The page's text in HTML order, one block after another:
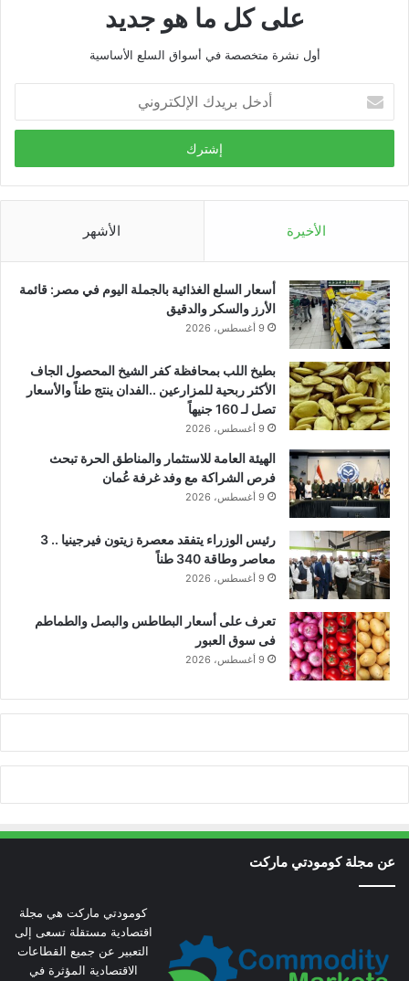
على كل ما هو جديد
أول نشرة متخصصة في أسواق السلع الأساسية
بريدك
الإلكتروني
الأخيرة الأشهر
أسعار السلع الغذائية بالجملة اليوم في مصر: قائمة
الأرز والسكر والدقيق
9 أغسطس، 2026
بطيخ اللب بمحافظة كفر الشيخ المحصول الجاف
الأكثر ربحية للمزارعين ..الفدان ينتج طناً والأسعار
تصل لـ 160 جنيهاً
9 أغسطس، 2026
الهيئة العامة للاستثمار والمناطق الحرة تبحث
فرص الشراكة مع وفد غرفة عُمان
9 أغسطس، 2026
رئيس الوزراء يتفقد معصرة زيتون فيرجينيا .. 3
معاصر وطاقة 340 طناً
9 أغسطس، 2026
تعرف على أسعار البطاطس والبصل والطماطم
فى سوق العبور
9 أغسطس، 2026
عن مجلة كومودتي ماركت
كومودتي ماركت هي مجلة
اقتصادية مستقلة تسعى إلى
التعبير عن جميع القطاعات
الاقتصادية المؤثرة في